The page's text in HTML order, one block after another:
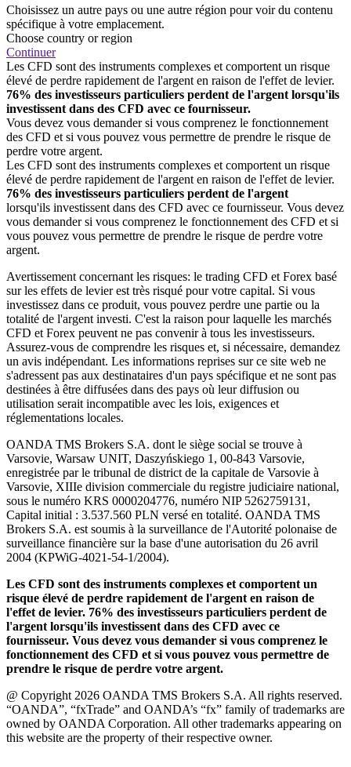
Choisissez un autre pays ou une autre région pour voir du contenu
spécifique à votre emplacement.
Choose country or region
Continuer
Les CFD sont des instruments complexes et comportent un risque
élevé de perdre rapidement de l'argent en raison de l'effet de levier.
76% des investisseurs particuliers perdent de l'argent lorsqu'ils
investissent dans des CFD avec ce fournisseur.
Vous devez vous demander si vous comprenez le fonctionnement
des CFD et si vous pouvez vous permettre de prendre le risque de
perdre votre argent.
Les CFD sont des instruments complexes et comportent un risque
élevé de perdre rapidement de l'argent en raison de l'effet de levier.
76% des investisseurs particuliers perdent de l'argent
lorsqu'ils investissent dans des CFD avec ce fournisseur. Vous devez
vous demander si vous comprenez le fonctionnement des CFD et si
vous pouvez vous permettre de prendre le risque de perdre votre
argent.
Avertissement concernant les risques: le trading CFD et Forex basé
sur les effets de levier est très risqué pour votre capital. Si vous
investissez dans ce produit, vous pouvez perdre une partie ou la
totalité de l'argent investi. C'est la raison pour laquelle les marchés
CFD et Forex peuvent ne pas convenir à tous les investisseurs.
Assurez-vous de comprendre les risques et, si nécessaire, demandez
un avis indépendant. Les informations reprises sur ce site web ne
s'adressent pas aux destinataires d'un pays spécifique et ne sont pas
destinées à être diffusées dans des pays où leur diffusion ou
utilisation serait incompatible avec les lois, exigences et
réglementations locales.
OANDA TMS Brokers S.A. dont le siège social se trouve à
Varsovie, Warsaw UNIT, Daszyńskiego 1, 00-843 Varsovie,
enregistrée par le tribunal de district de la capitale de Varsovie à
Varsovie, XIIIe division commerciale du registre judiciaire national,
sous le numéro KRS 0000204776, numéro NIP 5262759131,
Capital initial : 3.537.560 PLN versé en totalité. OANDA TMS
Brokers S.A. est soumis à la surveillance de l'Autorité polonaise de
surveillance financière sur la base d'une autorisation du 26 avril
2004 (KPWiG-4021-54-1/2004).
Les CFD sont des instruments complexes et comportent un
risque élevé de perdre rapidement de l'argent en raison de
l'effet de levier. 76% des investisseurs particuliers perdent de
l'argent lorsqu'ils investissent dans des CFD avec ce
fournisseur. Vous devez vous demander si vous comprenez le
fonctionnement des CFD et si vous pouvez vous permettre de
prendre le risque de perdre votre argent.
@ Copyright 2026 OANDA TMS Brokers S.A. All rights reserved.
“OANDA”, “fxTrade” and OANDA’s “fx” family of trademarks are
owned by OANDA Corporation. All other trademarks appearing on
this website are the property of their respective owner.